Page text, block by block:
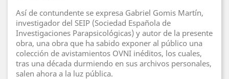
Así de contundente se expresa Gabriel Gomis Martín,
investigador del SEIP (Sociedad Española de
Investigaciones Parapsicológicas) y autor de la presente
obra, una obra que ha sabido exponer al público una
colección de avistamientos OVNI inéditos, los cuales,
tras una década durmiendo en sus archivos personales,
salen ahora a la luz pública.